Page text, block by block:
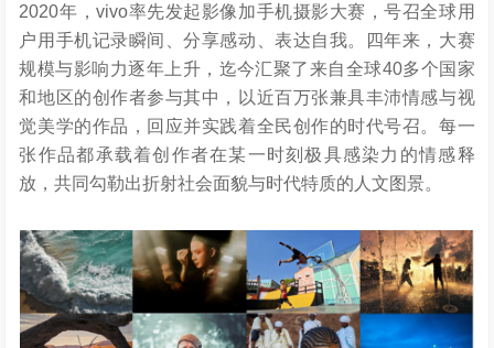
2020年，vivo率先发起影像加手机摄影大赛，号召全球用
户用手机记录瞬间、分享感动、表达自我。四年来，大赛
规模与影响力逐年上升，迄今汇聚了来自全球40多个国家
和地区的创作者参与其中，以近百万张兼具丰沛情感与视
觉美学的作品，回应并实践着全民创作的时代号召。每一
张作品都承载着创作者在某一时刻极具感染力的情感释
放，共同勾勒出折射社会面貌与时代特质的人文图景。